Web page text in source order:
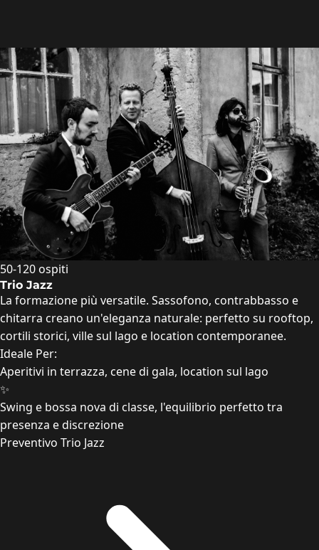
50-120 ospiti
Trio Jazz
La formazione più versatile. Sassofono, contrabbasso e
chitarra creano un'eleganza naturale: perfetto su rooftop,
cortili storici, ville sul lago e location contemporanee.
Ideale Per:
Aperitivi in terrazza, cene di gala, location sul lago
✨
Swing e bossa nova di classe, l'equilibrio perfetto tra
presenza e discrezione
Preventivo Trio Jazz